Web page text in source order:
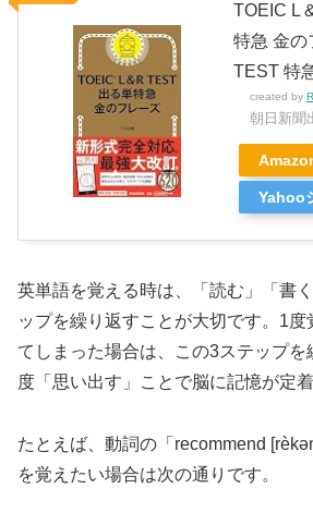
TOEIC L
特急 金の
TEST 特
created by
朝日新聞
Yahoo
英単語を覚える時は、「読む」「書
ップを繰り返すことが大切です。1
てしまった場合は、この3ステップを
度「思い出す」ことで脳に記憶が定
たとえば、動詞の「recommend
を覚えたい場合は次の通りです。